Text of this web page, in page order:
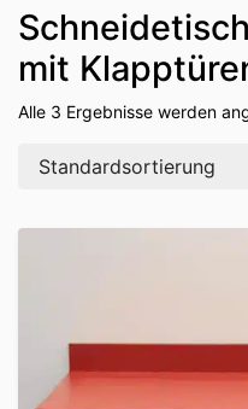
mit
Alle 3 Ergebnisse werden